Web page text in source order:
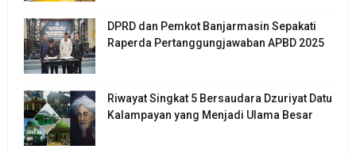
DPRD dan Pemkot Banjarmasin Sepakati
Raperda Pertanggungjawaban APBD 2025
Riwayat Singkat 5 Bersaudara Dzuriyat Datu
Kalampayan yang Menjadi Ulama Besar